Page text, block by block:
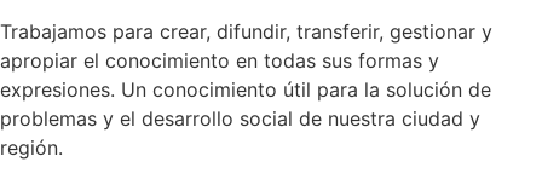
Trabajamos para crear, difundir, transferir, gestionar y
apropiar el conocimiento en todas sus formas y
expresiones. Un conocimiento útil para la solución de
problemas y el desarrollo social de nuestra ciudad y
región.